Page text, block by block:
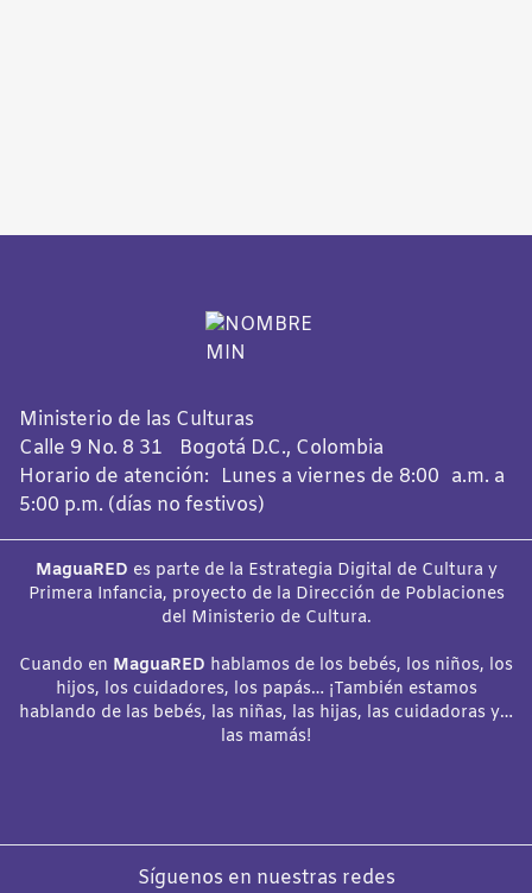
Ministerio de las Culturas
Calle 9 No. 8 31 Bogotá D.C., Colombia
Horario de atención: Lunes a viernes de 8:00 a.m. a
5:00 p.m. (días no festivos)
MaguaRED es parte de la Estrategia Digital de Cultura y
Primera Infancia, proyecto de la Dirección de Poblaciones
del Ministerio de Cultura.
Cuando en MaguaRED hablamos de los bebés, los niños, los
hijos, los cuidadores, los papás… ¡También estamos
hablando de las bebés, las niñas, las hijas, las cuidadoras y…
las mamás!
Síguenos en nuestras redes